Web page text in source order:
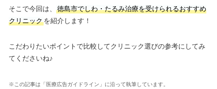
そこで今回は、
徳島市でしわ・たるみ治療を受けられるおすすめ
クリニックを紹介します！
こだわりたいポイントで比較してクリニック選びの参考にしてみ
てくださいね♪
※この記事は「医療広告ガイドライン」に沿って執筆しています。